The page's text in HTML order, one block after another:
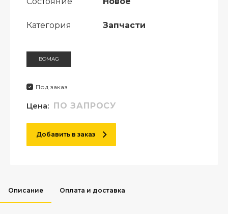
Категория Запчасти
BOMAG
Под заказ
Цена: ПО ЗАПРОСУ
Добавить в заказ
Описание Оплата и доставка